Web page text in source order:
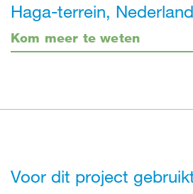
Haga-terrein, Nederland
Kom meer te weten
Voor dit project